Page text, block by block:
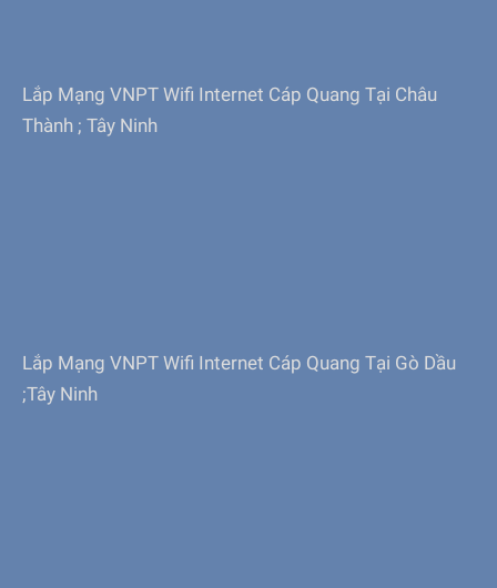
Lắp Mạng VNPT Wifi Internet Cáp Quang Tại Châu
Thành ; Tây Ninh
Lắp Mạng VNPT Wifi Internet Cáp Quang Tại Gò Dầu
;Tây Ninh